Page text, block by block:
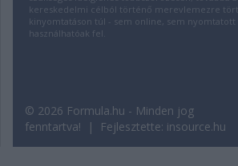
kereskedelmi célból történő merevlemezre
kinyomtatáson túl - sem online, sem
használhatóak fel.
© 2026 Formula.hu - Minden jog
fenntartva! | Fejlesztette: insource.hu